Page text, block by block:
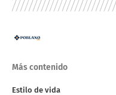
Más contenido
Estilo de vida